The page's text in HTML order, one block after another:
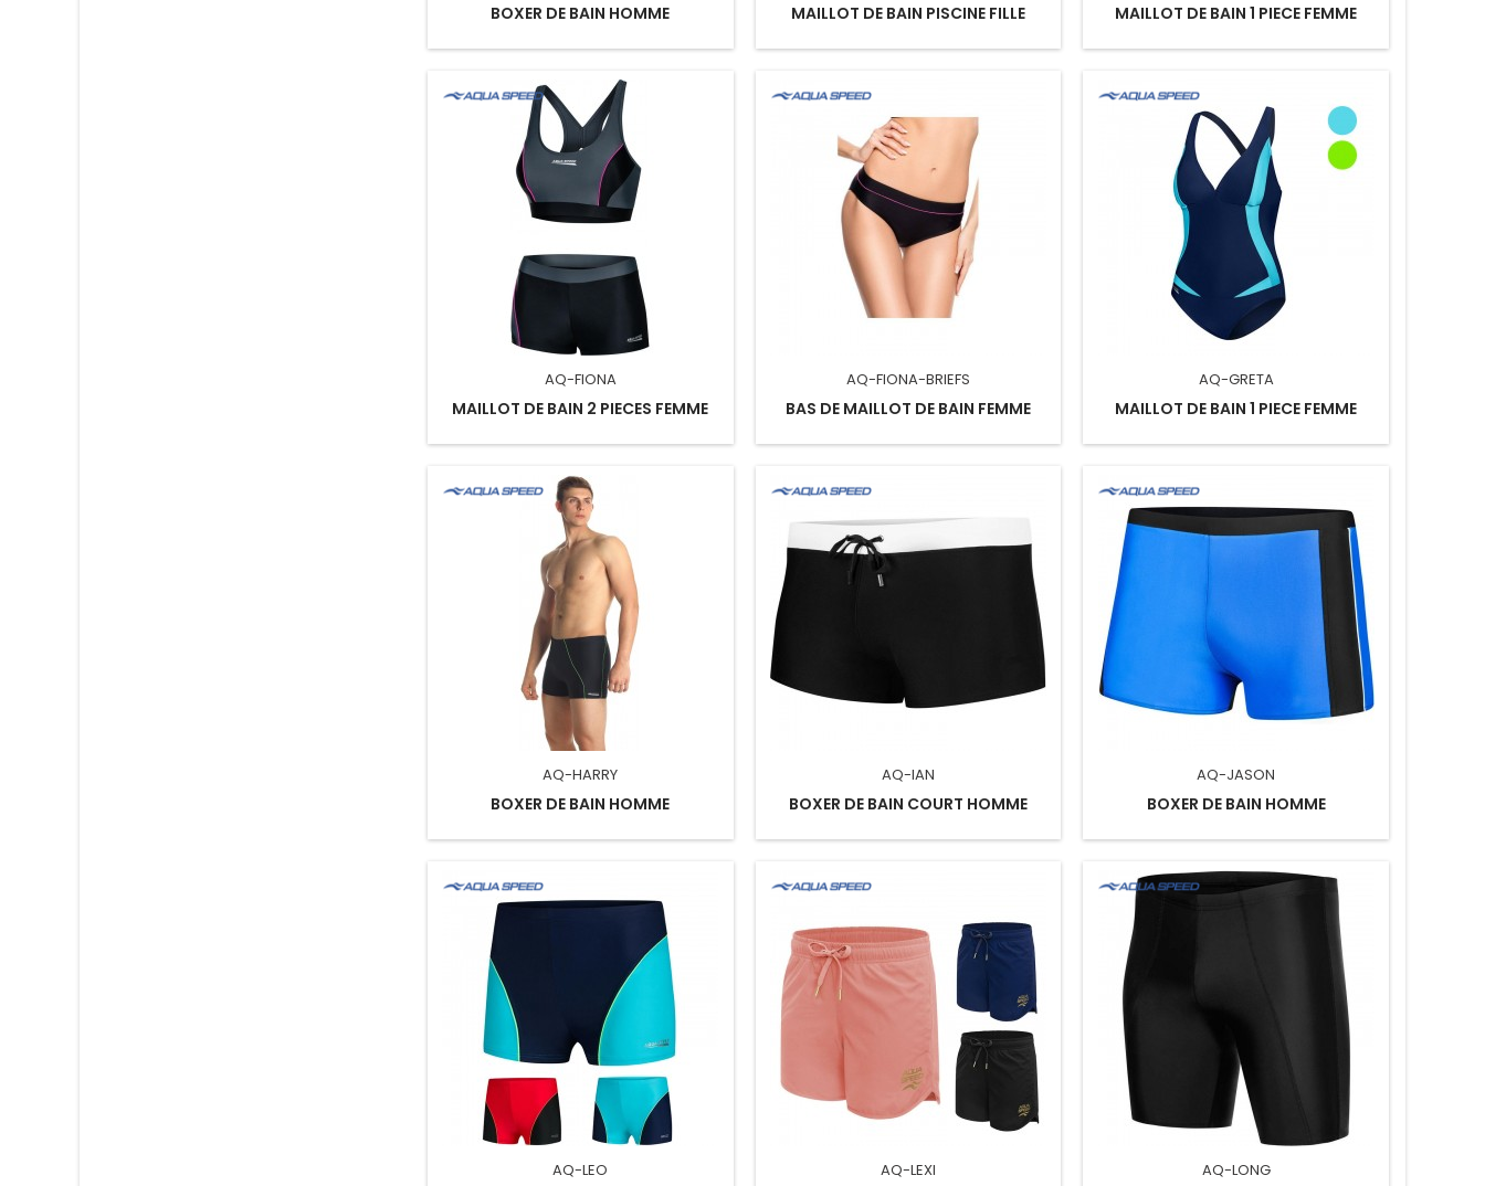
BOXER DE BAIN HOMME MAILLOT DE BAIN PISCINE FILLE MAILLOT DE BAIN 1 PIECE FEMME
AQ-FIONA
MAILLOT DE BAIN 2 PIECES FEMME
AQ-FIONA-BRIEFS
BAS DE MAILLOT DE BAIN FEMME
AQ-GRETA
MAILLOT DE BAIN 1 PIECE FEMME
AQ-HARRY
BOXER DE BAIN HOMME
AQ-IAN
BOXER DE BAIN COURT HOMME
AQ-JASON
BOXER DE BAIN HOMME
AQ-LEO AQ-LEXI AQ-LONG